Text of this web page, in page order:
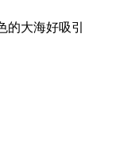
大海好吸引